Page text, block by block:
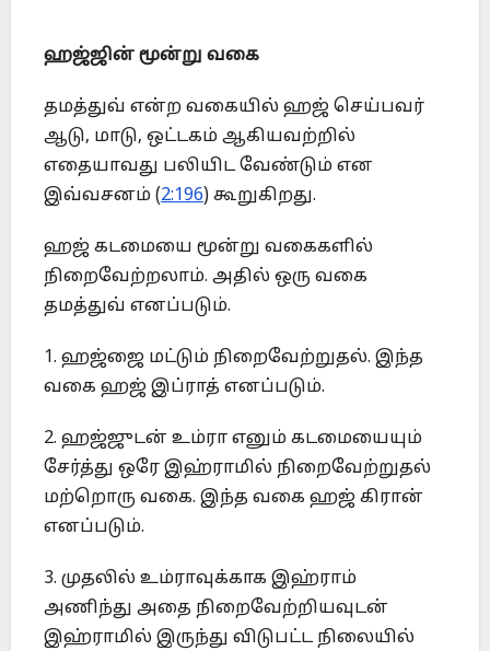
ஹஜ்ஜின் மூன்று வகை
தமத்துவ் என்ற வகையில் ஹஜ் செய்பவர்
ஆடு, மாடு, ஒட்டகம் ஆகியவற்றில்
எதையாவது பலியிட வேண்டும் என
இவ்வசனம் (2:196) கூறுகிறது.
ஹஜ் கடமையை மூன்று வகைகளில்
நிறைவேற்றலாம். அதில் ஒரு வகை
தமத்துவ் எனப்படும்.
1. ஹஜ்ஜை மட்டும் நிறைவேற்றுதல். இந்த
வகை ஹஜ் இப்ராத் எனப்படும்.
2. ஹஜ்ஜுடன் உம்ரா எனும் கடமையையும்
சேர்த்து ஒரே இஹ்ராமில் நிறைவேற்றுதல்
மற்றொரு வகை. இந்த வகை ஹஜ் கிரான்
எனப்படும்.
3. முதலில் உம்ராவுக்காக இஹ்ராம்
அணிந்து அதை நிறைவேற்றியவுடன்
இஹ்ராமில் இருந்து விடுபட்ட நிலையில்